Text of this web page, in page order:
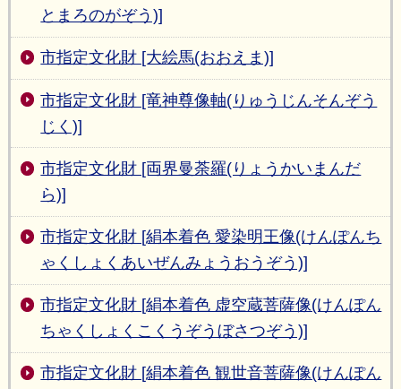
とまろのがぞう)]
市指定文化財 [大絵馬(おおえま)]
市指定文化財 [竜神尊像軸(りゅうじんそんぞう
じく)]
市指定文化財 [両界曼荼羅(りょうかいまんだ
ら)]
市指定文化財 [絹本着色 愛染明王像(けんぽんち
ゃくしょくあいぜんみょうおうぞう)]
市指定文化財 [絹本着色 虚空蔵菩薩像(けんぽん
ちゃくしょくこくうぞうぼさつぞう)]
市指定文化財 [絹本着色 観世音菩薩像(けんぽん